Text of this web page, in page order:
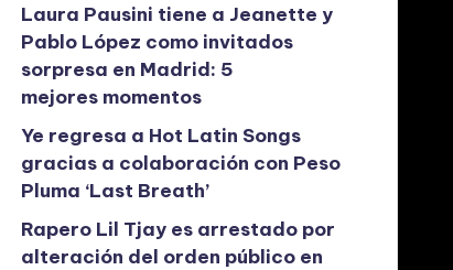
Laura Pausini tiene a Jeanette y
Pablo López como invitados
sorpresa en Madrid: 5
mejores momentos
Ye regresa a Hot Latin Songs
gracias a colaboración con Peso
Pluma ‘Last Breath’
Rapero Lil Tjay es arrestado por
alteración del orden público en